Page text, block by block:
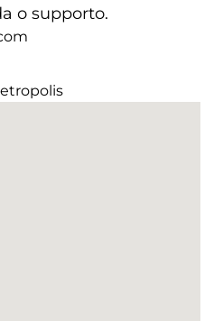
o supporto.